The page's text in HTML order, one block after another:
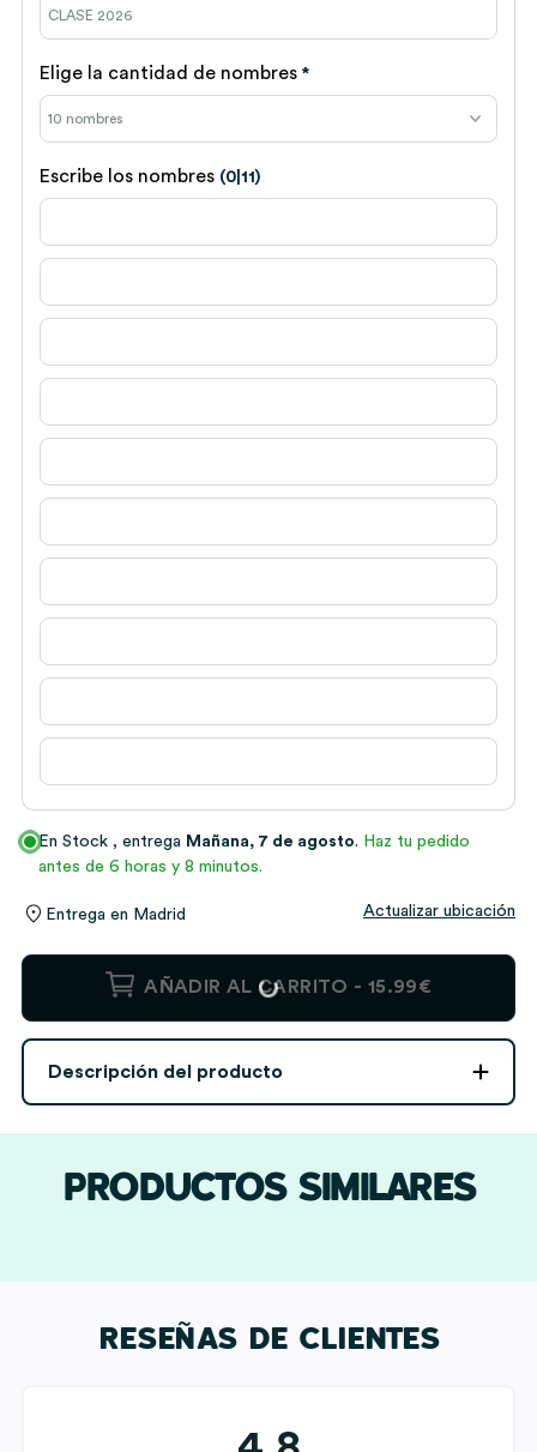
Elige la cantidad de nombres *
Escribe los nombres (0|11)
En Stock , entrega Mañana, 7 de agosto. Haz tu pedido
antes de 6 horas y 8 minutos.
Entrega en Madrid Actualizar ubicación
Libreta
Ranitas
Nombres
personalizados
AÑADIR AL CARRITO - 15.99€
Descripción del producto
PRODUCTOS SIMILARES
RESEÑAS DE CLIENTES